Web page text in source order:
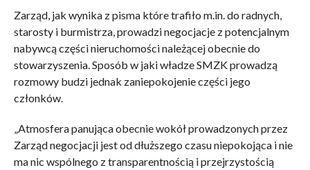
Zarząd, jak wynika z pisma które trafiło m.in. do radnych,
starosty i burmistrza, prowadzi negocjacje z potencjalnym
nabywcą części nieruchomości należącej obecnie do
stowarzyszenia. Sposób w jaki władze SMZK prowadzą
rozmowy budzi jednak zaniepokojenie części jego
członków.
„Atmosfera panująca obecnie wokół prowadzonych przez
Zarząd negocjacji jest od dłuższego czasu niepokojąca i nie
ma nic wspólnego z transparentnością i przejrzystością